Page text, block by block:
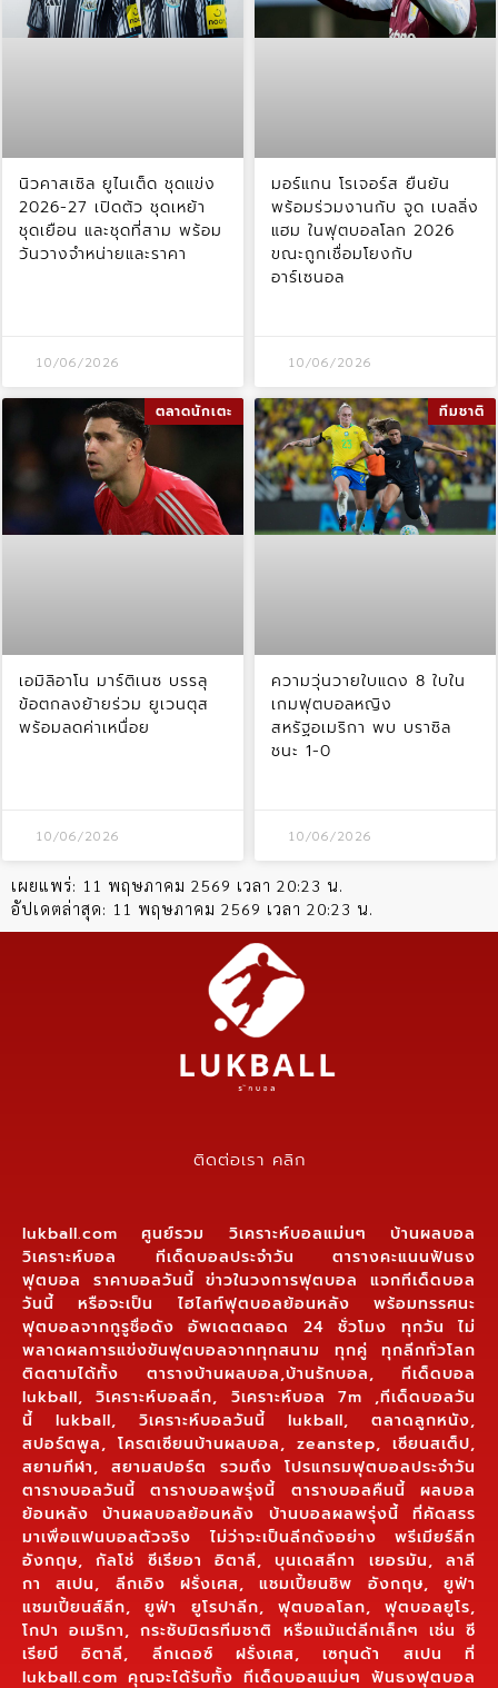
นิวคาสเซิล ยูไนเต็ด ชุดแข่ง
2026-27 เปิดตัว ชุดเหย้า
ชุดเยือน และชุดที่สาม พร้อม
วันวางจำหน่ายและราคา
10/06/2026
มอร์แกน โรเจอร์ส ยืนยัน
พร้อมร่วมงานกับ จูด เบลลิ่ง
แฮม ในฟุตบอลโลก 2026
ขณะถูกเชื่อมโยงกับ
อาร์เซนอล
10/06/2026
ตลาดนักเตะ
เอมิลิอาโน มาร์ติเนซ บรรลุ
ข้อตกลงย้ายร่วม ยูเวนตุส
พร้อมลดค่าเหนื่อย
10/06/2026
ทีมชาติ
ความวุ่นวายใบแดง 8 ใบใน
เกมฟุตบอลหญิง
สหรัฐอเมริกา พบ บราซิล
ชนะ 1-0
10/06/2026
เผยแพร่: 11 พฤษภาคม 2569 เวลา 20:23 น.
อัปเดตล่าสุด: 11 พฤษภาคม 2569 เวลา 20:23 น.
ติดต่อเรา คลิก
lukball.com ศูนย์รวม วิเคราะห์บอลแม่นๆ บ้านผลบอล
วิเคราะห์บอล ทีเด็ดบอลประจำวัน ตารางคะแนนฟันธง
ฟุตบอล ราคาบอลวันนี้ ข่าวในวงการฟุตบอล แจกทีเด็ดบอล
วันนี้ หรือจะเป็น ไฮไลท์ฟุตบอลย้อนหลัง พร้อมทรรศนะ
ฟุตบอลจากกูรูชื่อดัง อัพเดตตลอด 24 ชั่วโมง ทุกวัน ไม่
พลาดผลการแข่งขันฟุตบอลจากทุกสนาม ทุกคู่ ทุกลีกทั่วโลก
ติดตามได้ทั้ง ตารางบ้านผลบอล,บ้านรักบอล, ทีเด็ดบอล
lukball, วิเคราะห์บอลลีก, วิเคราะห์บอล 7m ,ทีเด็ดบอลวัน
นี้ lukball, วิเคราะห์บอลวันนี้ lukball, ตลาดลูกหนัง,
สปอร์ตพูล, โครตเซียนบ้านผลบอล, zeanstep, เซียนสเต็ป,
สยามกีฬา, สยามสปอร์ต รวมถึง โปรแกรมฟุตบอลประจำวัน
ตารางบอลวันนี้ ตารางบอลพรุ่งนี้ ตารางบอลคืนนี้ ผลบอล
ย้อนหลัง บ้านผลบอลย้อนหลัง บ้านบอลผลพรุ่งนี้ ที่คัดสรร
มาเพื่อแฟนบอลตัวจริง ไม่ว่าจะเป็นลีกดังอย่าง พรีเมียร์ลีก
อังกฤษ, กัลโช่ ซีเรียอา อิตาลี, บุนเดสลีกา เยอรมัน, ลาลี
กา สเปน, ลีกเอิง ฝรั่งเศส, แชมเปี้ยนชิพ อังกฤษ, ยูฟ่า
แชมเปี้ยนส์ลีก, ยูฟ่า ยูโรปาลีก, ฟุตบอลโลก, ฟุตบอลยูโร,
โกปา อเมริกา, กระชับมิตรทีมชาติ หรือแม้แต่ลีกเล็กๆ เช่น ซี
เรียบี อิตาลี, ลีกเดอซ์ ฝรั่งเศส, เซกุนด้า สเปน ที่
lukball.com คุณจะได้รับทั้ง ทีเด็ดบอลแม่นๆ ฟันธงฟุตบอล